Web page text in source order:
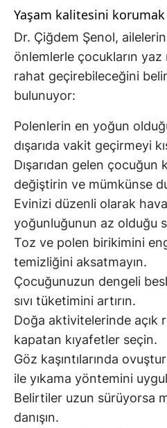
Yaşam kalitesini
Dr. Çiğdem Şenol,
önlemlerle çocukların
rahat geçirebileceğini
bulunuyor:
Polenlerin en yoğun
dışarıda vakit geçirmeyi
Dışarıdan gelen çocuğun
değiştirin ve mümkünse
Evinizi düzenli olarak
yoğunluğunun az olduğu
Toz ve polen birikimini
temizliğini aksatmayın.
Çocuğunuzun dengeli
sıvı tüketimini artırın.
Doğa aktivitelerinde açık
kapatan kıyafetler seçin.
Göz kaşıntılarında
ile yıkama yöntemini
Belirtiler uzun sürüyorsa
danışın.